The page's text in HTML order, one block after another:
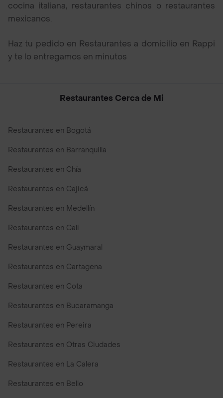
cocina italiana, restaurantes chinos o restaurantes
mexicanos.
Haz tu pedido en Restaurantes a domicilio en Rappi
y te lo entregamos en minutos
Restaurantes Cerca de Mi
Restaurantes en Bogotá
Restaurantes en Barranquilla
Restaurantes en Chía
Restaurantes en Cajicá
Restaurantes en Medellín
Restaurantes en Cali
Restaurantes en Guaymaral
Restaurantes en Cartagena
Restaurantes en Cota
Restaurantes en Bucaramanga
Restaurantes en Pereira
Restaurantes en Otras Ciudades
Restaurantes en La Calera
Restaurantes en Bello